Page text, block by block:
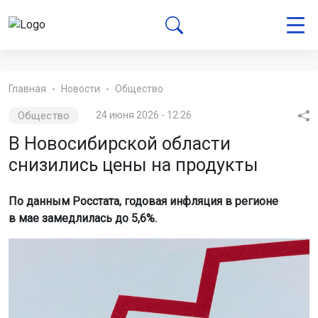
Главная Новости Общество
Общество 24 июня 2026 - 12:26
В Новосибирской области
снизились цены на продукты
По данным Росстата, годовая инфляция в регионе
в мае замедлилась до 5,6%.